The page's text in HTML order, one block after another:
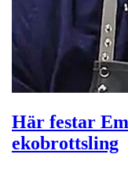
Här festar
ekobrottsling